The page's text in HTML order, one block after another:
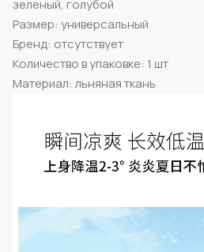
зеленый, голубой
Размер: универсальный
Бренд: отсутствует
Количество в упаковке: 1 шт
Материал: льняная ткань